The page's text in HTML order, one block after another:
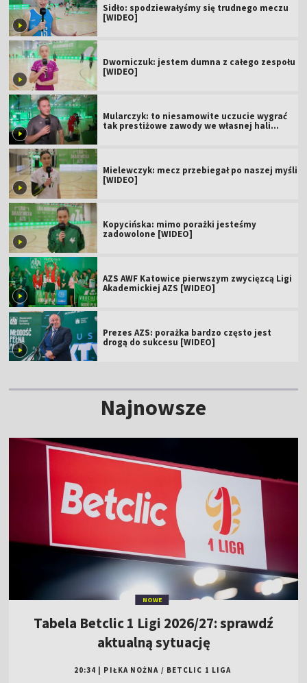
Sidło: spodziewałyśmy się trudnego meczu
[WIDEO]
Dworniczuk: jestem dumna z całego zespołu
[WIDEO]
Mularczyk: to niesamowite uczucie wygrać
tak prestiżowe zawody we własnej hali
Mielewczyk: mecz przebiegał po naszej myśli
[WIDEO]
Kopycińska: mimo porażki jesteśmy
zadowolone [WIDEO]
AZS AWF Katowice pierwszym zwycięzcą Ligi
Akademickiej AZS [WIDEO]
Prezes AZS: porażka bardzo często jest
drogą do sukcesu [WIDEO]
Najnowsze
NOWE
Tabela Betclic 1 Ligi 2026/27: sprawdź
aktualną sytuację
20:34 PIŁKA NOŻNA / BETCLIC 1 LIGA